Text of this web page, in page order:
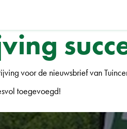
voor de nieuwsbrief van
toegevoegd!